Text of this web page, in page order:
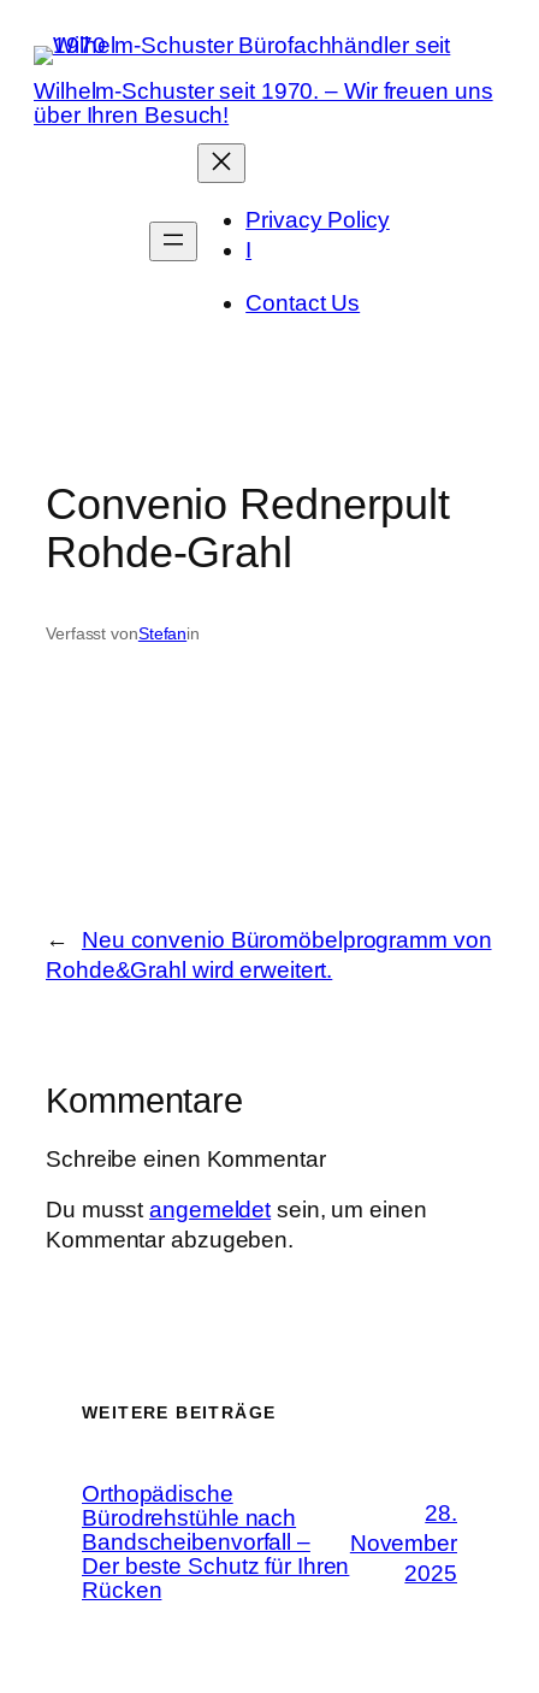
Inhalt
springen
Wilhelm-Schuster seit 1970. – Wir freuen uns
über Ihren Besuch!
Privacy Policy
I
Contact Us
Convenio Rednerpult
Rohde-Grahl
Verfasst vonStefanin
←
Neu convenio Büromöbelprogramm von
Rohde&Grahl wird erweitert.
Kommentare
Schreibe einen Kommentar
Du musstangemeldet sein, um einen
Kommentar abzugeben.
WEITERE BEITRÄGE
Orthopädische
Bürodrehstühle nach
Bandscheibenvorfall –
Der beste Schutz für Ihren
Rücken
28.
November
2025